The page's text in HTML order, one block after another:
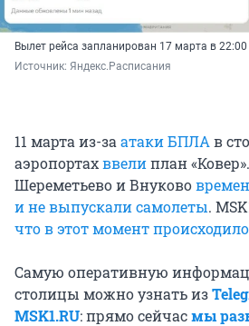
Вылет рейса запланирован 17 марта в 22:00
Источник: Яндекс.Расписания
11 марта из-за атаки БПЛА в
аэропортахввелиплан
Шереметьево и Внуково
и не выпускали самолеты.
что в этот момент
Самую оперативную
столицы можно узнать из
MSK1.RU: прямо сейчасмы